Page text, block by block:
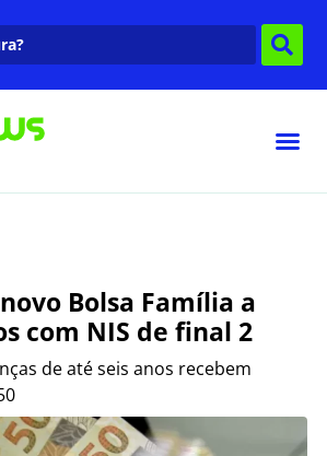
Bolsa Família a
com NIS de final 2
de até seis anos recebem